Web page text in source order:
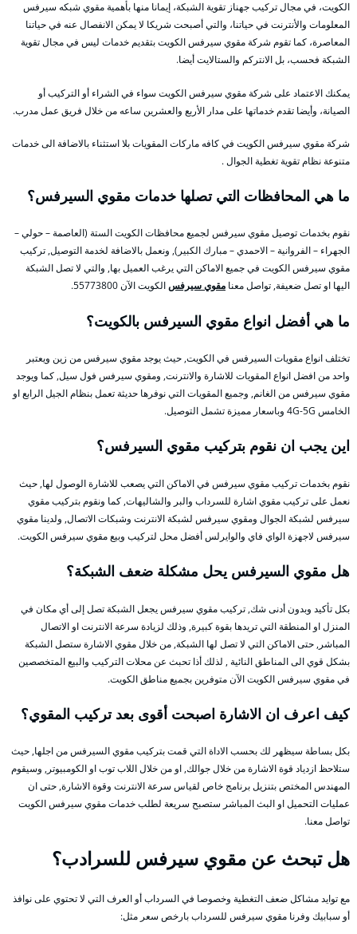
الكويت، في مجال تركيب جهناز تقوية الشبكة، إيمانا منها بأهمية مقوي شبكه سيرفس
المعلومات والأنترنت في حياتنا، والتي أصبحت شريكا لا يمكن الانفصال عنه في حياتنا
المعاصرة، كما تقوم شركة مقوي سيرفس الكويت بتقديم خدمات ليس في مجال تقوية
الشبكة فحسب، بل الانتركم والستالايت أيضا.
يمكنك الاعتماد على شركة مقوي سيرفس الكويت سواء في الشراء أو التركيب أو
الصيانة، وأيضا تقدم خدماتها على مدار الأربع والعشرين ساعه من خلال فريق عمل مدرب.
شركة مقوي سيرفس الكويت في كافه ماركات المقويات بلا استثناء بالاضافة الى خدمات
متنوعة نظام تقوية تغطية الجوال .
ما هي المحافظات التي تصلها خدمات مقوي السيرفس؟
نقوم بخدمات توصيل مقوي سيرفس لجميع محافظات الكويت الستة (العاصمة – حولي –
الجهراء – الفروانية – الاحمدي – مبارك الكبير), ونعمل بالاضافة لخدمة التوصيل, تركيب
مقوي سيرفس الكويت في جميع الاماكن التي يرغب العميل بها, والتي لا تصل الشبكة
اليها او تصل ضعيفة, تواصل معنا مقوي سيرفسالكويت الآن 55773800.
ما هي أفضل انواع مقوي السيرفس بالكويت؟
تختلف انواع مقويات السيرفس في الكويت, حيث يوجد مقوي سيرفس من زين ويعتبر
واحد من افضل انواع المقويات للاشارة والانترنت, ومقوي سيرفس فول سيل, كما ويوجد
مقوي سيرفس من الغانم, وجميع المقويات التي نوفرها حديثة تعمل بنظام الجيل الرابع او
الخامس 4G-5G وباسعار مميزة تشمل التوصيل.
اين يجب ان نقوم بتركيب مقوي السيرفس؟
نقوم بخدمات تركيب مقوي سيرفس في الاماكن التي يصعب للاشارة الوصول لها, حيث
نعمل على تركيب مقوي اشارة للسرداب والبر والشاليهات, كما ونقوم بتركيب مقوي
سيرفس لشبكة الجوال ومقوي سيرفس لشبكة الانترنت وشبكات الاتصال, ولدينا مقوي
سيرفس لاجهزة الواي فاي والوايرلس أفضل محل لتركيب وبيع مقوي سيرفس الكويت.
هل مقوي السيرفس يحل مشكلة ضعف الشبكة؟
بكل تأكيد وبدون أدنى شك, تركيب مقوي سيرفس يجعل الشبكة تصل إلى أي مكان في
المنزل او المنطقة التي تريدها بقوة كبيرة, وذلك لزيادة سرعة الانترنت او الاتصال
المباشر, حتى الاماكن التي لا تصل لها الشبكة, من خلال مقوي الاشارة ستصل الشبكة
بشكل قوي الى المناطق النائية , لذلك أذا تحبث عن محلات التركيب والبيع المتخصصين
في مقوي سيرفس الكويت الآن متوفرين بجميع مناطق الكويت.
كيف اعرف ان الاشارة اصبحت أقوى بعد تركيب المقوي؟
بكل بساطة سيظهر لك بحسب الاداة التي قمت بتركيب مقوي السيرفس من اجلها, حيث
ستلاحظ ازدياد قوة الاشارة من خلال جوالك, او من خلال اللاب توب او الكومبيوتر, وسيقوم
المهندس المختص بتنزيل برنامج خاص لقياس سرعة الانترنت وقوة الاشارة, حتى ان
عمليات التحميل او البث المباشر ستصبح سريعة لطلب خدمات مقوي سيرفس الكويت
تواصل معنا.
هل تبحث عن مقوي سيرفس للسرادب؟
مع توايد مشاكل ضعف التغطية وخصوصا في السرداب أو العرف التي لا تحتوي على نوافذ
أو سبابيك وفرنا مقوي سيرفس للسرداب بارخص سعر مثل: